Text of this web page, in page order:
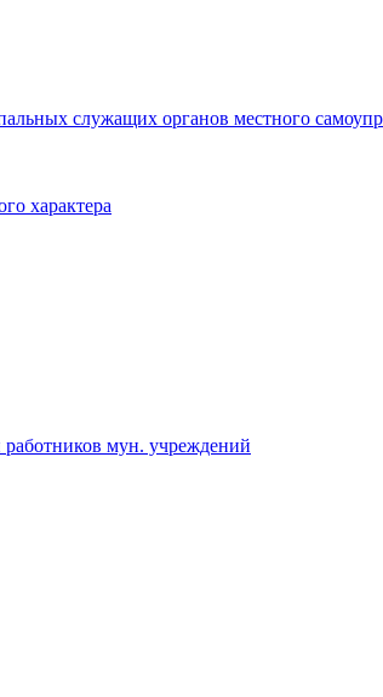
служащих органов местного
характера
мун. учреждений